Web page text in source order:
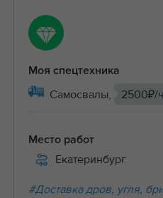
Моя спецтехника
Самосвалы, 2500₽/
Место работ
Екатеринбург
#Доставка дров, угля,